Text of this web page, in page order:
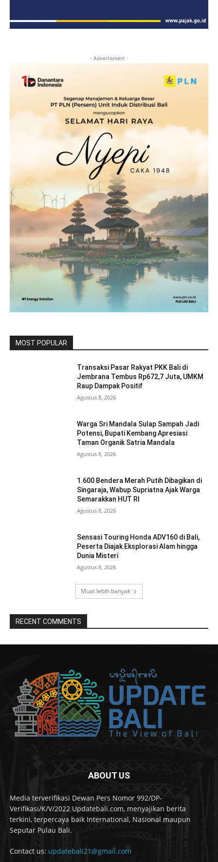
- Advertisment -
MOST POPULAR
Transaksi Pasar Rakyat PKK Bali di
Jembrana Tembus Rp672,7 Juta, UMKM
Raup Dampak Positif
Agustus 8, 2026
Warga Sri Mandala Sulap Sampah Jadi
Potensi, Bupati Kembang Apresiasi
Taman Organik Satria Mandala
Agustus 8, 2026
1.600 Bendera Merah Putih Dibagikan di
Singaraja, Wabup Supriatna Ajak Warga
Semarakkan HUT RI
Agustus 8, 2026
Sensasi Touring Honda ADV160 di Bali,
Peserta Diajak Eksplorasi Alam hingga
Dunia Misteri
Agustus 8, 2026
Muat lebih banyak
RECENT COMMENTS
ABOUT US
Media terverifikasi Dewan Pers Nomor 992/DP-
Verifikasi/K/V/2022 Updatebali.com, menyajikan berita
terkini, terpercaya baik International, Nasional maupun
Seputar Pulau Bali.
Contact us: updatebali21@gmail.com